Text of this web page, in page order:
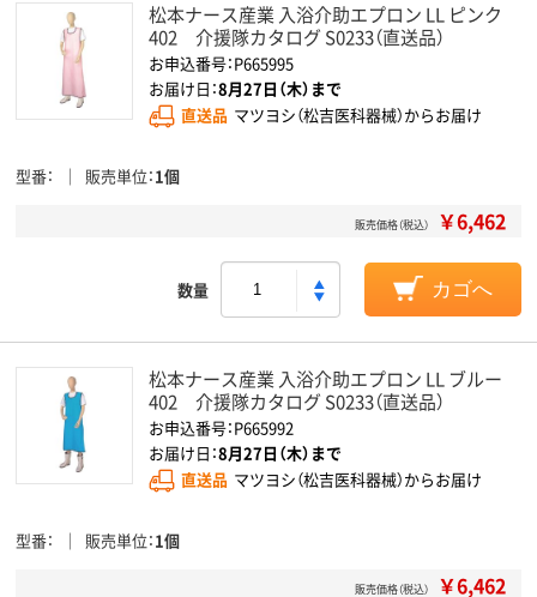
松本ナース産業 入浴介助エプロン LL ピンク
402 介援隊カタログ S0233（直送品）
お申込番号：P665995
お届け日：8月27日（木）まで
直送品 マツヨシ（松吉医科器械）からお届け
型番 販売単位 1個
販売価格（税込） ￥6,462
数量 カゴへ
松本ナース産業 入浴介助エプロン LL ブルー
402 介援隊カタログ S0233（直送品）
お申込番号：P665992
お届け日：8月27日（木）まで
直送品 マツヨシ（松吉医科器械）からお届け
型番 販売単位 1個
販売価格（税込） ￥6,462